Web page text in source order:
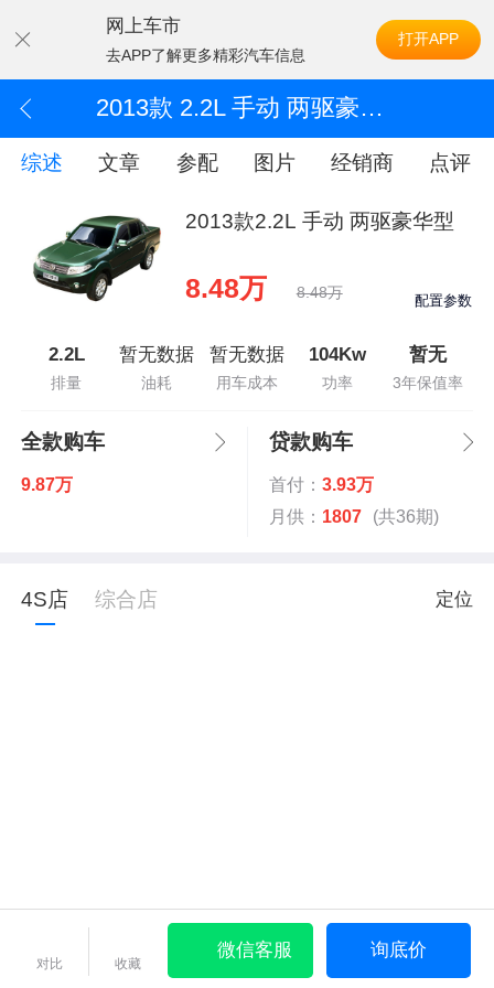
网上车市
去APP了解更多精彩汽车信息
打开APP
2013款 2.2L 手动 两驱豪华型
综述 文章 参配 图片 经销商 点评
2013款2.2L 手动 两驱豪华型
8.48万 8.48万 配置参数
2.2L
排量
暂无数据
油耗
暂无数据
用车成本
104Kw
功率
暂无
3年保值率
全款购车
9.87万
贷款购车
首付： 3.93万
月供： 1807 (共36期)
4S店 综合店 定位
对比 收藏
微信客服 询底价